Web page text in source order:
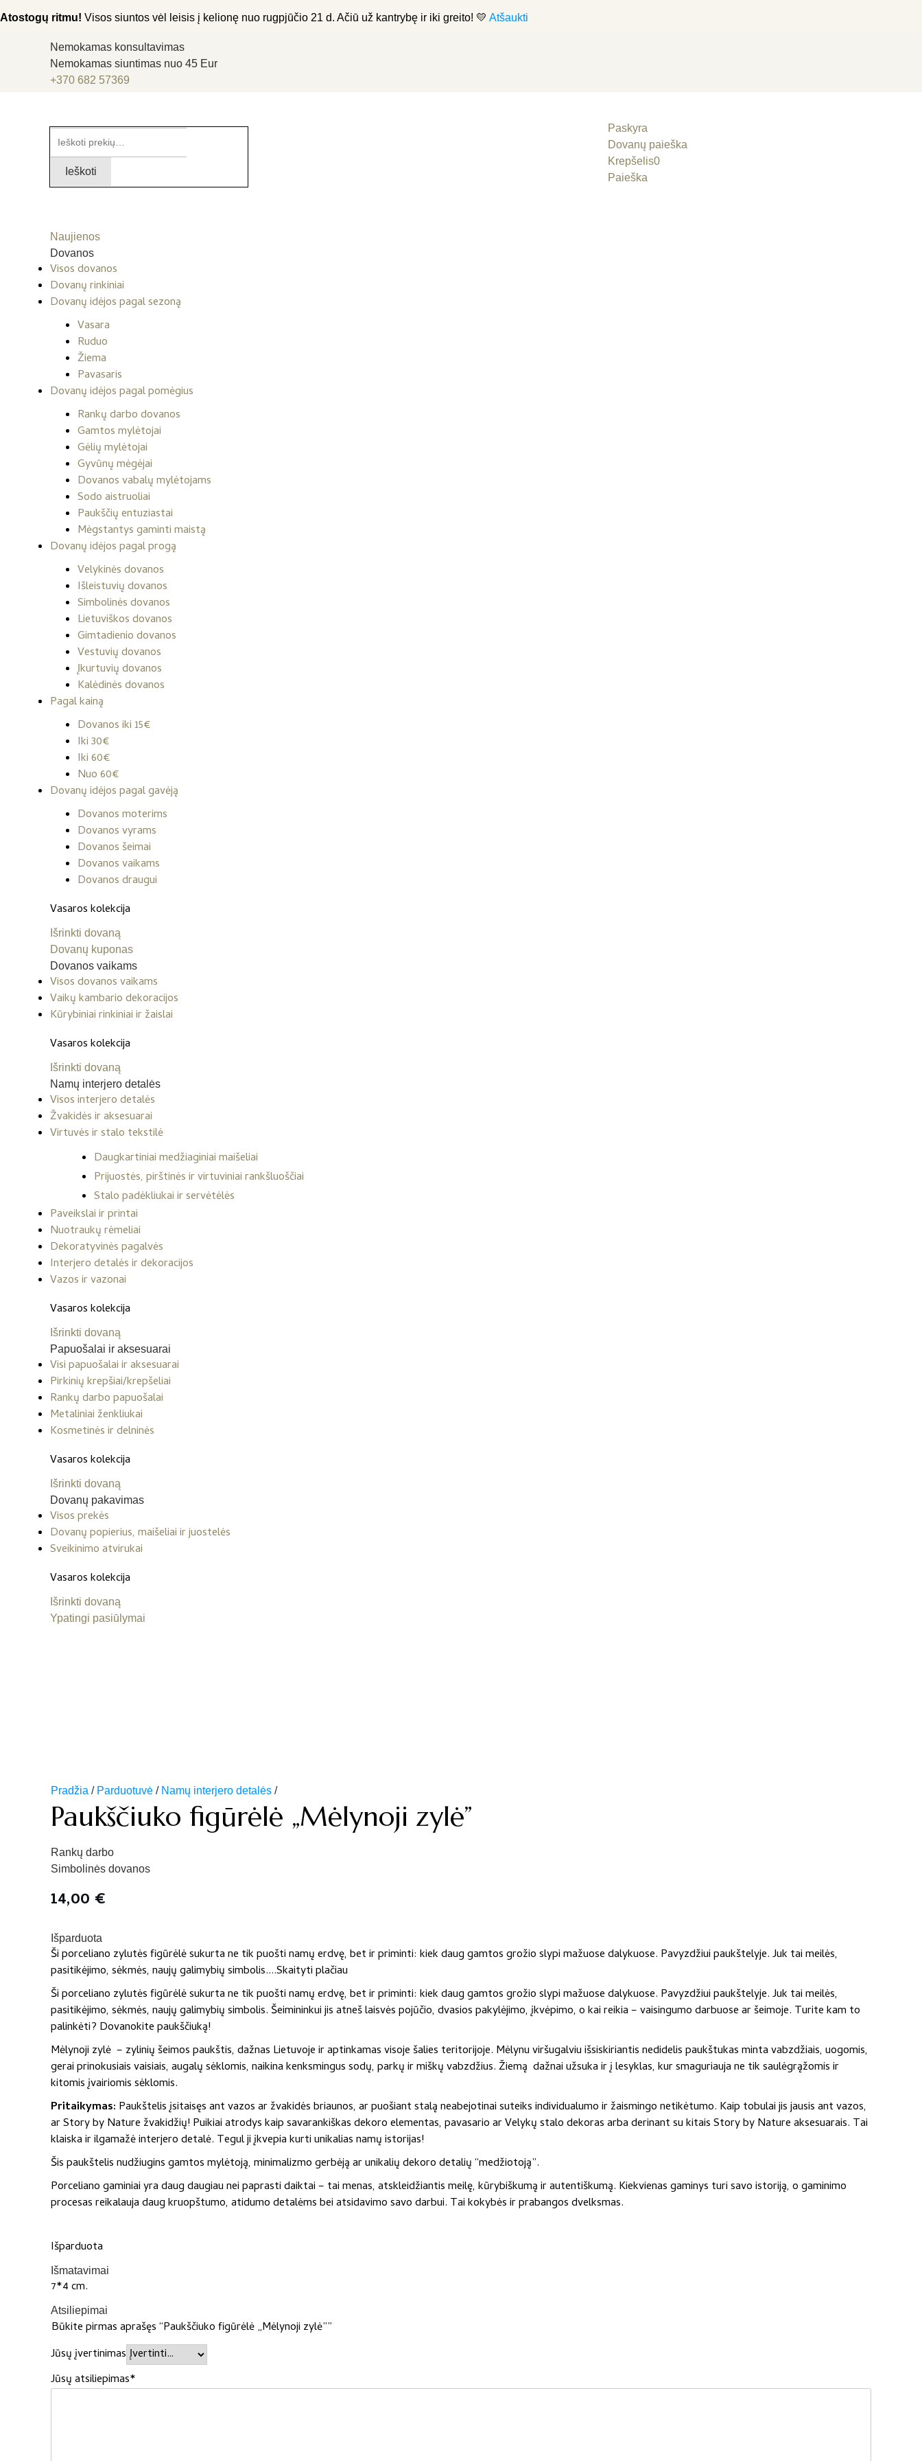
Atostogų ritmu! Visos siuntos vėl leisis į kelionę nuo rugpjūčio 21 d. Ačiū už kantrybę ir iki greito! 💛 Atšaukti
Nemokamas konsultavimas
Nemokamas siuntimas nuo 45 Eur
+370 682 57369
Ieškoti
Paskyra
Dovanų paieška
Krepšelis0
Paieška
Naujienos
Dovanos
Visos dovanos
Dovanų rinkiniai
Dovanų idėjos pagal sezoną
Vasara
Ruduo
Žiema
Pavasaris
Dovanų idėjos pagal pomėgius
Rankų darbo dovanos
Gamtos mylėtojai
Gėlių mylėtojai
Gyvūnų mėgėjai
Dovanos vabalų mylėtojams
Sodo aistruoliai
Paukščių entuziastai
Mėgstantys gaminti maistą
Dovanų idėjos pagal progą
Velykinės dovanos
Išleistuvių dovanos
Simbolinės dovanos
Lietuviškos dovanos
Gimtadienio dovanos
Vestuvių dovanos
Įkurtuvių dovanos
Kalėdinės dovanos
Pagal kainą
Dovanos iki 15€
Iki 30€
Iki 60€
Nuo 60€
Dovanų idėjos pagal gavėją
Dovanos moterims
Dovanos vyrams
Dovanos šeimai
Dovanos vaikams
Dovanos draugui
Vasaros kolekcija
Išrinkti dovaną
Dovanų kuponas
Dovanos vaikams
Visos dovanos vaikams
Vaikų kambario dekoracijos
Kūrybiniai rinkiniai ir žaislai
Vasaros kolekcija
Išrinkti dovaną
Namų interjero detalės
Visos interjero detalės
Žvakidės ir aksesuarai
Virtuvės ir stalo tekstilė
Daugkartiniai medžiaginiai maišeliai
Prijuostės, pirštinės ir virtuviniai rankšluoščiai
Stalo padėkliukai ir servėtėlės
Paveikslai ir printai
Nuotraukų rėmeliai
Dekoratyvinės pagalvės
Interjero detalės ir dekoracijos
Vazos ir vazonai
Vasaros kolekcija
Išrinkti dovaną
Papuošalai ir aksesuarai
Visi papuošalai ir aksesuarai
Pirkinių krepšiai/krepšeliai
Rankų darbo papuošalai
Metaliniai ženkliukai
Kosmetinės ir delninės
Vasaros kolekcija
Išrinkti dovaną
Dovanų pakavimas
Visos prekės
Dovanų popierius, maišeliai ir juostelės
Sveikinimo atvirukai
Vasaros kolekcija
Išrinkti dovaną
Ypatingi pasiūlymai
Pradžia / Parduotuvė / Namų interjero detalės /
Paukščiuko figūrėlė „Mėlynoji zylė”
Rankų darbo
Simbolinės dovanos
14,00 €
Išparduota
Ši porceliano zylutės figūrėlė sukurta ne tik puošti namų erdvę, bet ir priminti: kiek daug gamtos grožio slypi mažuose dalykuose. Pavyzdžiui paukštelyje. Juk tai meilės,
pasitikėjimo, sėkmės, naujų galimybių simbolis....Skaityti plačiau
Ši porceliano zylutės figūrėlė sukurta ne tik puošti namų erdvę, bet ir priminti: kiek daug gamtos grožio slypi mažuose dalykuose. Pavyzdžiui paukštelyje. Juk tai meilės,
pasitikėjimo, sėkmės, naujų galimybių simbolis. Šeimininkui jis atneš laisvės pojūčio, dvasios pakylėjimo, įkvėpimo, o kai reikia – vaisingumo darbuose ar šeimoje. Turite kam to
palinkėti? Dovanokite paukščiuką!
Mėlynoji zylė – zylinių šeimos paukštis, dažnas Lietuvoje ir aptinkamas visoje šalies teritorijoje. Mėlynu viršugalviu išsiskiriantis nedidelis paukštukas minta vabzdžiais, uogomis,
gerai prinokusiais vaisiais, augalų sėklomis, naikina kenksmingus sodų, parkų ir miškų vabzdžius. Žiemą dažnai užsuka ir į lesyklas, kur smaguriauja ne tik saulėgrąžomis ir
kitomis įvairiomis sėklomis.
Pritaikymas: Paukštelis įsitaisęs ant vazos ar žvakidės briaunos, ar puošiant stalą neabejotinai suteiks individualumo ir žaismingo netikėtumo. Kaip tobulai jis jausis ant vazos,
ar Story by Nature žvakidžių! Puikiai atrodys kaip savarankiškas dekoro elementas, pavasario ar Velykų stalo dekoras arba derinant su kitais Story by Nature aksesuarais. Tai
klaiska ir ilgamažė interjero detalė. Tegul ji įkvepia kurti unikalias namų istorijas!
Šis paukštelis nudžiugins gamtos mylėtoją, minimalizmo gerbėją ar unikalių dekoro detalių “medžiotoją”.
Porceliano gaminiai yra daug daugiau nei paprasti daiktai – tai menas, atskleidžiantis meilę, kūrybiškumą ir autentiškumą. Kiekvienas gaminys turi savo istoriją, o gaminimo
procesas reikalauja daug kruopštumo, atidumo detalėms bei atsidavimo savo darbui. Tai kokybės ir prabangos dvelksmas.
Išparduota
Išmatavimai
7*4 cm.
Atsiliepimai
Būkite pirmas aprašęs “Paukščiuko figūrėlė „Mėlynoji zylė””
Jūsų įvertinimas
Jūsų atsiliepimas*